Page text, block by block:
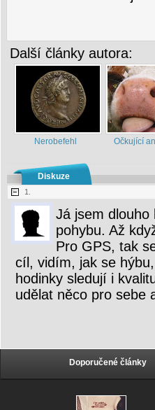
Další články autora:
Nerobefehl Očkující
Diskuze
1.
Já jsem dlouho
pohybu. Až
Pro GPS, tak
cíl, vidím, jak se
hodinky sledují i
udělat něco pro sebe
Doporučené články